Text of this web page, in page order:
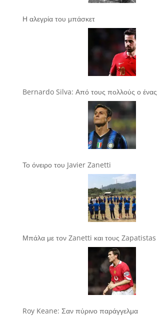
Η αλεγρία του μπάσκετ
Bernardo Silva: Από τους πολλούς ο ένας
Το όνειρο του Javier Zanetti
Μπάλα με τον Zanetti και τους Zapatistas
Roy Keane: Σαν πύρινο παράγγελμα